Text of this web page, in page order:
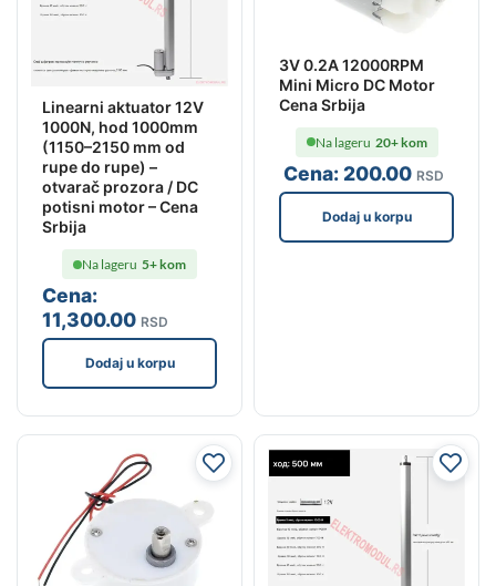
Linearni aktuator 12V
1000N, hod 1000mm
(1150–2150 mm od
rupe do rupe) –
otvarač prozora / DC
potisni motor – Cena
Srbija
Cena:
11,300.00 RSD
Na lageru 5+ kom
Dodaj u korpu
3V 0.2A 12000RPM
Mini Micro DC Motor
Cena Srbija
Cena: 200.00 RSD
Na lageru 20+ kom
Dodaj u korpu